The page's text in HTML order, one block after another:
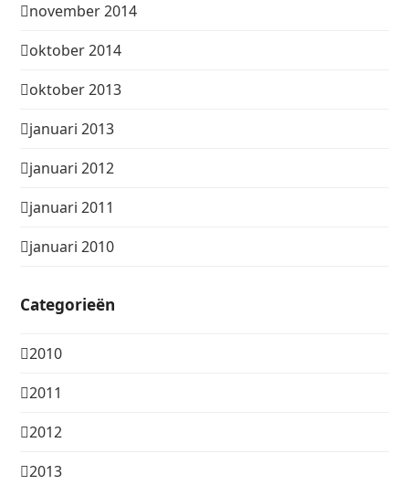
november 2014
oktober 2014
oktober 2013
januari 2013
januari 2012
januari 2011
januari 2010
Categorieën
2010
2011
2012
2013